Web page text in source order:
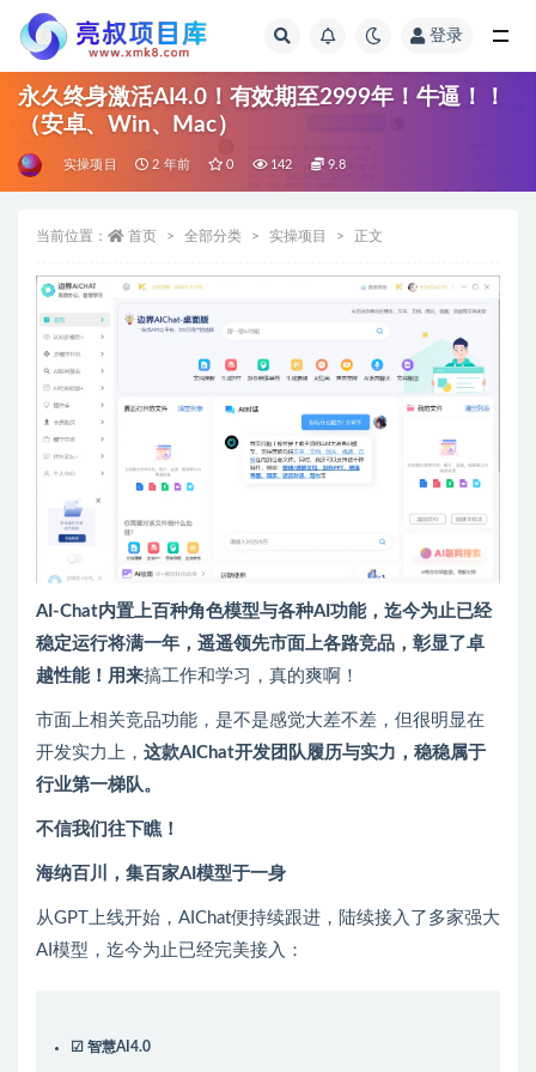
登录
永久终身激活AI4.0！有效期至2999年！牛逼！！
（安卓、Win、Mac）
实操项目 2 年前 0 142 9.8
当前位置： 首页 全部分类 实操项目 正文
AI-Chat内置上百种角色模型与各种AI功能，迄今为止已经
稳定运行将满一年，遥遥领先市面上各路竞品，彰显了卓
越性能！ 用来搞工作和学习，真的爽啊！
市面上相关竞品功能，是不是感觉大差不差，但很明显在
开发实力上， 这款AIChat开发团队履历与实力，稳稳属于
行业第一梯队。
不信我们往下瞧！
海纳百川，集百家AI模型于一身
从GPT上线开始，AIChat便持续跟进，陆续接入了多家强大
AI模型，迄今为止已经完美接入：
☑ 智慧AI4.0